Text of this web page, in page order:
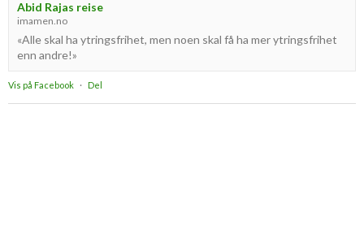
Abid Rajas reise
imamen.no
«Alle skal ha ytringsfrihet, men noen skal få ha mer ytringsfrihet
enn andre!»
Vis på Facebook · Del